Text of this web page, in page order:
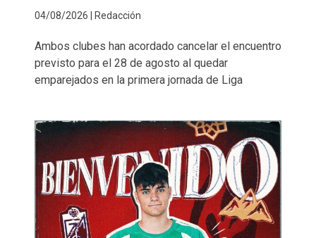
04/08/2026 | Redacción
Ambos clubes han acordado cancelar el encuentro
previsto para el 28 de agosto al quedar
emparejados en la primera jornada de Liga